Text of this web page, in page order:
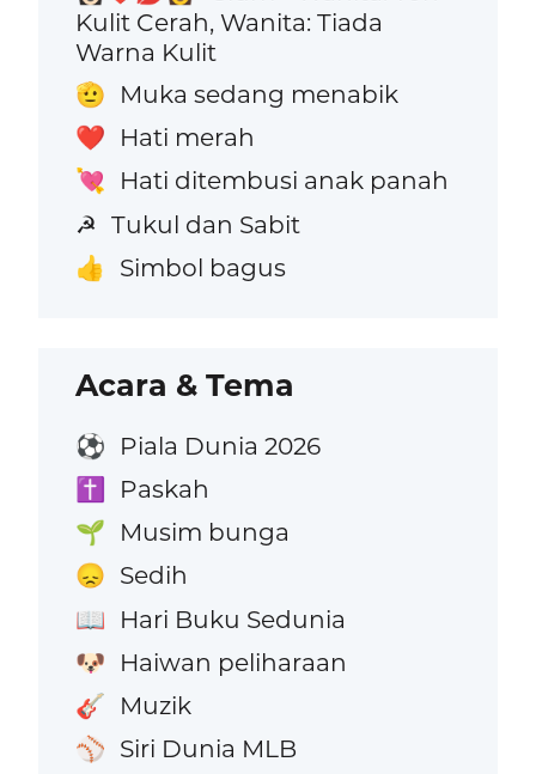
Kulit Cerah, Wanita: Tiada
Warna Kulit
🫡 Muka sedang menabik
❤️ Hati merah
💘 Hati ditembusi anak panah
☭ Tukul dan Sabit
👍 Simbol bagus
Acara & Tema
⚽ Piala Dunia 2026
✝️ Paskah
🌱 Musim bunga
😞 Sedih
📖 Hari Buku Sedunia
🐶 Haiwan peliharaan
🎸 Muzik
⚾ Siri Dunia MLB